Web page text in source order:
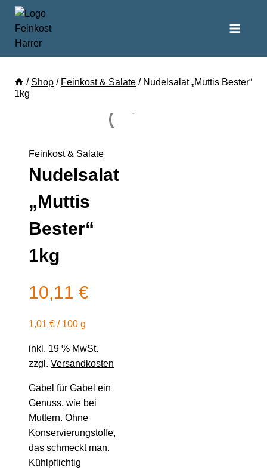
/ Shop / Feinkost & Salate / Nudelsalat „Muttis Bester“
1kg
Feinkost & Salate
Nudelsalat
„Muttis
Bester“
1kg
10,11 €
1,01 € / 100 g
inkl. 19 % MwSt.
zzgl. Versandkosten
Gabel für Gabel ein
Genuss, wie bei
Muttern. Ohne
Konservierungstoffe,
das schmeckt man.
Kühlpflichtig